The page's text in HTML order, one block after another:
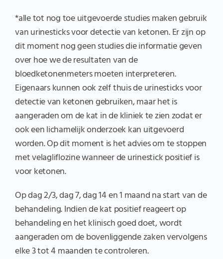
*alle tot nog toe uitgevoerde studies maken gebruik
van urinesticks voor detectie van ketonen. Er zijn op
dit moment nog geen studies die informatie geven
over hoe we de resultaten van de
bloedketonenmeters moeten interpreteren.
Eigenaars kunnen ook zelf thuis de urinesticks voor
detectie van ketonen gebruiken, maar het is
aangeraden om de kat in de kliniek te zien zodat er
ook een lichamelijk onderzoek kan uitgevoerd
worden. Op dit moment is het advies om te stoppen
met velagliflozine wanneer de urinestick positief is
voor ketonen.
Op dag 2/3, dag 7, dag 14 en 1 maand na start van de
behandeling. Indien de kat positief reageert op
behandeling en het klinisch goed doet, wordt
aangeraden om de bovenliggende zaken vervolgens
elke 3 tot 4 maanden te controleren.